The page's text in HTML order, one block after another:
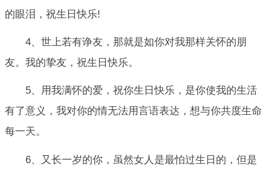
的眼泪，祝生日快乐!
4、世上若有诤友，那就是如你对我那样关怀的朋
友。我的挚友，祝生日快乐。
5、用我满怀的爱，祝你生日快乐，是你使我的生活
有了意义，我对你的情无法用言语表达，想与你共度生命
每一天。
6、又长一岁的你，虽然女人是最怕过生日的，但是